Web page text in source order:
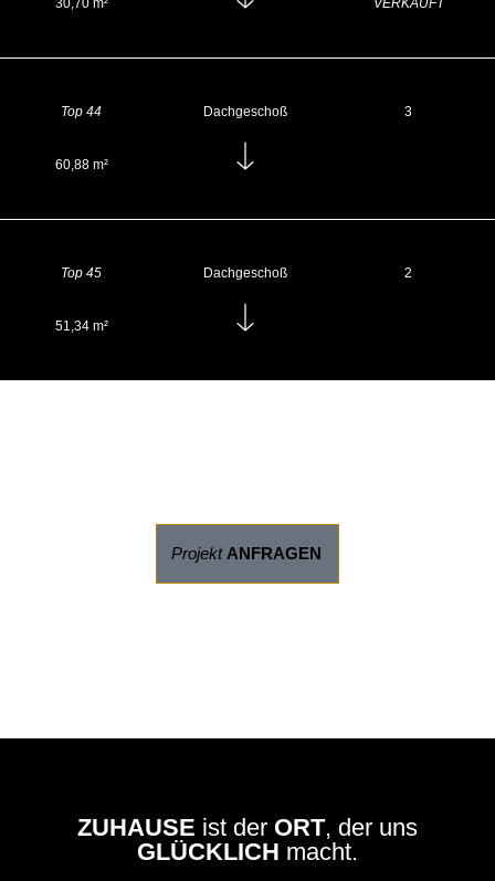
30,70 m² VERKAUFT
Top 44 Dachgeschoß 3
60,88 m²
Top 45 Dachgeschoß 2
51,34 m²
Projekt ANFRAGEN
ZUHAUSE ist der ORT, der uns
GLÜCKLICH macht.